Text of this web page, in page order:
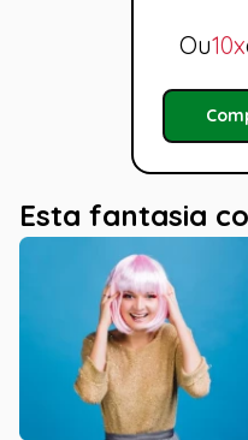
Ou10x
Esta fantasia